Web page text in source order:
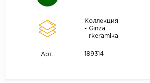
Коллекция
- Ginza
- rkeramika
Арт. 189314